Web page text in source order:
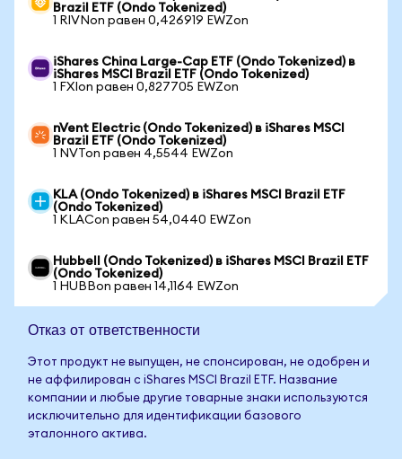
Brazil ETF (Ondo Tokenized)
1 RIVNon равен 0,426919 EWZon
iShares China Large-Cap ETF (Ondo Tokenized) в
iShares MSCI Brazil ETF (Ondo Tokenized)
1 FXIon равен 0,827705 EWZon
nVent Electric (Ondo Tokenized) в iShares MSCI
Brazil ETF (Ondo Tokenized)
1 NVTon равен 4,5544 EWZon
KLA (Ondo Tokenized) в iShares MSCI Brazil ETF
(Ondo Tokenized)
1 KLACon равен 54,0440 EWZon
Hubbell (Ondo Tokenized) в iShares MSCI Brazil ETF
(Ondo Tokenized)
1 HUBBon равен 14,1164 EWZon
Отказ от ответственности
Этот продукт не выпущен, не спонсирован, не одобрен и
не аффилирован с iShares MSCI Brazil ETF. Название
компании и любые другие товарные знаки используются
исключительно для идентификации базового
эталонного актива.